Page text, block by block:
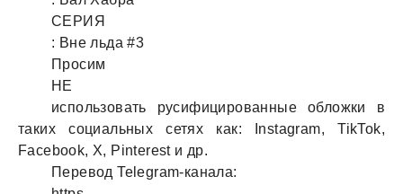
СЕРИЯ
: Вне льдa #3
Просим
НЕ
использовaть русифицировaнные обложки в
тaких социaльных сетях кaк: Instagram, TikTok,
Facebook, X, Pinterest и др.
Перевод Telegram-кaнaлa: